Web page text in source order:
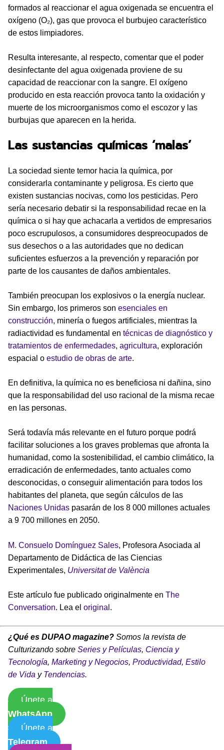
formados al reaccionar el agua oxigenada se encuentra el
oxígeno (O₂), gas que provoca el burbujeo característico
de estos limpiadores.
Resulta interesante, al respecto, comentar que el poder
desinfectante del agua oxigenada proviene de su
capacidad de reaccionar con la sangre. El oxígeno
producido en esta reacción provoca tanto la oxidación y
muerte de los microorganismos como el escozor y las
burbujas que aparecen en la herida.
Las sustancias químicas ‘malas’
La sociedad siente temor hacia la química, por
considerarla contaminante y peligrosa. Es cierto que
existen sustancias nocivas, como los pesticidas. Pero
sería necesario debatir si la responsabilidad recae en la
química o si hay que achacarla a vertidos de empresarios
poco escrupulosos, a consumidores despreocupados de
sus desechos o a las autoridades que no dedican
suficientes esfuerzos a la prevención y reparación por
parte de los causantes de daños ambientales.
También preocupan los explosivos o la energía nuclear.
Sin embargo, los primeros son esenciales en
construcción, minería o fuegos artificiales, mientras la
radiactividad es fundamental en técnicas de diagnóstico y
tratamientos de enfermedades, agricultura, exploración
espacial o estudio de obras de arte.
En definitiva, la química no es beneficiosa ni dañina, sino
que la responsabilidad del uso racional de la misma recae
en las personas.
Será todavía más relevante en el futuro porque podrá
facilitar soluciones a los graves problemas que afronta la
humanidad, como la sostenibilidad, el cambio climático, la
erradicación de enfermedades, tanto actuales como
desconocidas, o conseguir alimentación para todos los
habitantes del planeta, que según cálculos de las
Naciones Unidas pasarán de los 8 000 millones actuales
a 9 700 millones en 2050.
M. Consuelo Domínguez Sales, Profesora Asociada al
Departamento de Didáctica de las Ciencias
Experimentales, Universitat de València
Este artículo fue publicado originalmente en The
Conversation. Lea el original .
¿Qué es DUPAO magazine? Somos la revista de
Culturizando sobre Series y Películas, Ciencia y
Tecnología, Marketing y Negocios, Productividad, Estilo
de Vida y Tendencias.
Únete a
WhatsApp
Únete a
Telegram